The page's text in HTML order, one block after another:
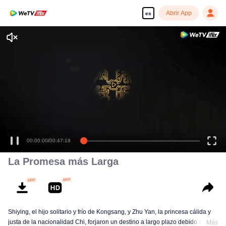
es Abrir App
La Promesa más Larga
Shiying, el hijo solitario y frío de Kongsang, y Zhu Yan, la princesa cálida y
justa de la nacionalidad Chi, forjaron un destino a largo plazo debido a laMás